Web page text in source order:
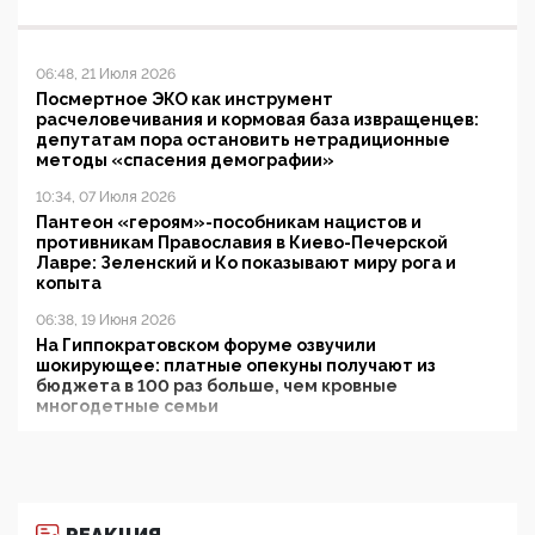
06:48, 21 Июля 2026
Посмертное ЭКО как инструмент
расчеловечивания и кормовая база извращенцев:
депутатам пора остановить нетрадиционные
методы «спасения демографии»
10:34, 07 Июля 2026
Пантеон «героям»-пособникам нацистов и
противникам Православия в Киево-Печерской
Лавре: Зеленский и Ко показывают миру рога и
копыта
06:38, 19 Июня 2026
На Гиппократовском форуме озвучили
шокирующее: платные опекуны получают из
бюджета в 100 раз больше, чем кровные
многодетные семьи